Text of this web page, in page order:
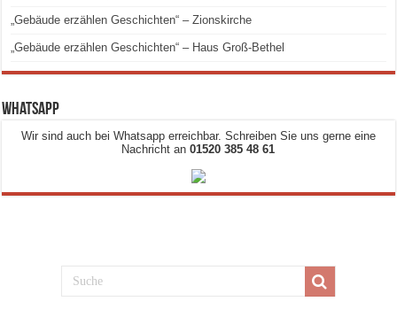
„Gebäude erzählen Geschichten“ – Zionskirche
„Gebäude erzählen Geschichten“ – Haus Groß-Bethel
Whatsapp
Wir sind auch bei Whatsapp erreichbar. Schreiben Sie uns gerne eine
Nachricht an01520 385 48 61